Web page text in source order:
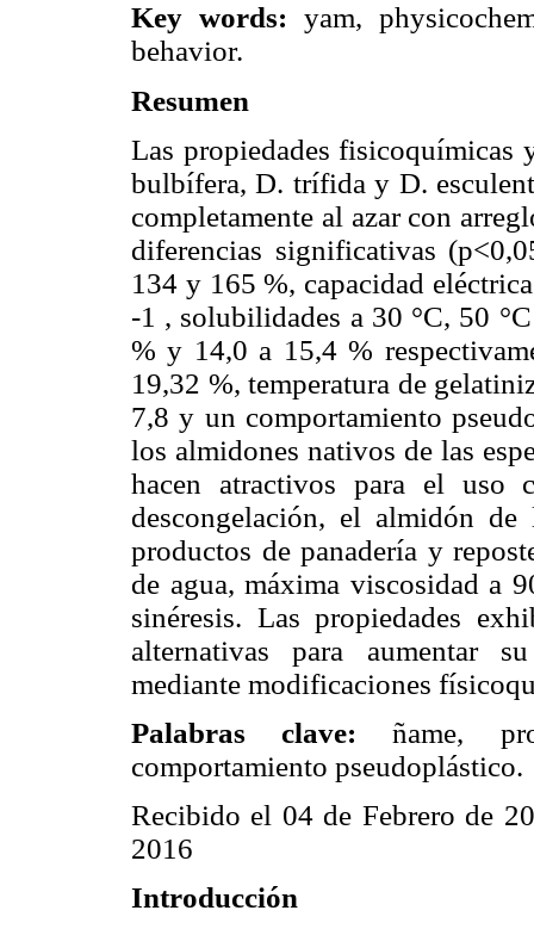
Key words: yam,
behavior.
Resumen
Las propiedades fisicoquímicas
bulbífera, D. trífida y D.
completamente al azar con
diferencias significativas
134 y 165 %, capacidad
-1 , solubilidades a 30 °C, 50
% y 14,0 a 15,4 %
19,32 %, temperatura de
7,8 y un comportamiento
los almidones nativos de las
hacen atractivos para el uso
descongelación, el almidón
productos de panadería y
de agua, máxima viscosidad a
sinéresis. Las propiedades
alternativas para aumentar
mediante modificaciones
Palabras clave: ñame,
comportamiento pseudoplástico.
Recibido el 04 de Febrero de
2016
Introducción